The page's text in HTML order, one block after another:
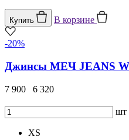
Купить В корзине
-20%
Джинсы МЕЧ JEANS
7 900 6 320
шт
XS